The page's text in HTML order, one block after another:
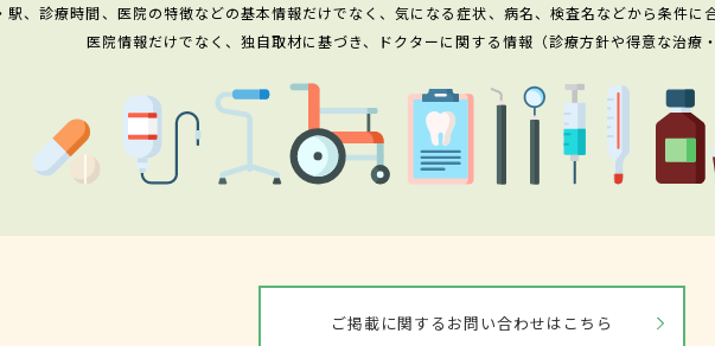
、診療時間、医院の特徴などの基本情報だけでなく、気になる症状、病名、検査名などから条件に
医院情報だけでなく、独自取材に基づき、ドクターに関する情報（診療方針や得意な治療
ご掲載に関するお問い合わせはこちら